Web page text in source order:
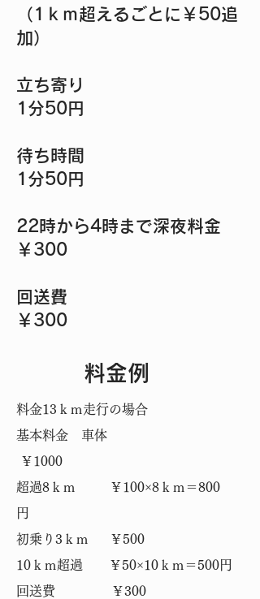
​（1ｋｍ超えるごとに￥50追
加）
立ち寄り
1分50円
待ち時間
1分50円
22時から4時まで深夜料金
￥300
回送費
￥300
​料金例
料金13ｋｍ走行の場合
基本料金 車体
￥1000
超過8ｋｍ ￥100×8ｋｍ＝800
円
初乗り3ｋｍ ￥500
10ｋｍ超過 ￥50×10ｋｍ＝500円
回送費 ￥300